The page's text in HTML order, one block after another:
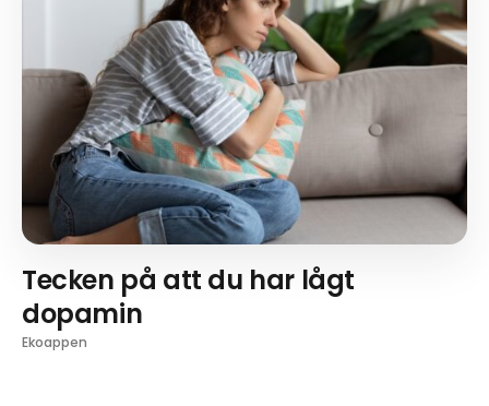
Tecken på att du har lågt
dopamin
Ekoappen